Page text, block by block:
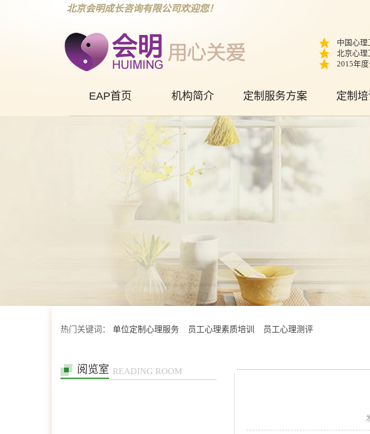
北京会明成长咨询有限公司欢迎您！
中国心理
北京心理
2015年
EAP首页 机构简介 定制服务方案 定制培
热门关键词： 单位定制心理服务 员工心理素质培训 员工心理测评
阅览室 READING ROOM